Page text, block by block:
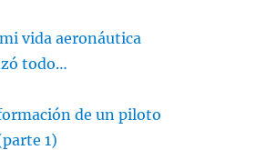
vida aeronáutica
todo…
de un piloto
1)